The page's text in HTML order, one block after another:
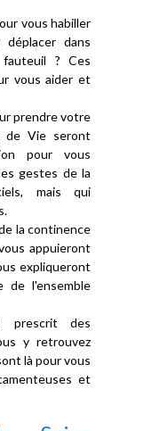
vous habiller
dans
? Ces
vous aider et
prendre votre
de Vie seront
pour vous
gestes de la
mais qui
la continence
appuieront
expliqueront
de l'ensemble
prescrit des
y retrouvez
là pour vous
et